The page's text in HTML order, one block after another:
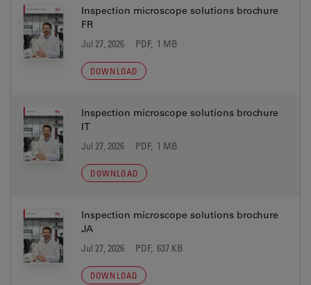
Inspection microscope solutions brochure
FR
Jul 27, 2026 PDF, 1 MB
DOWNLOAD
Inspection microscope solutions brochure
IT
Jul 27, 2026 PDF, 1 MB
DOWNLOAD
Inspection microscope solutions brochure
JA
Jul 27, 2026 PDF, 637 KB
DOWNLOAD